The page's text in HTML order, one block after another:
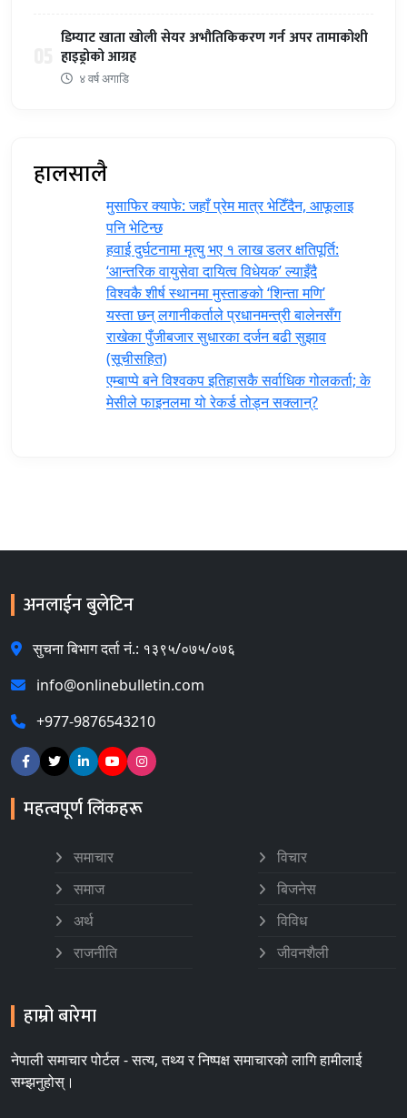
डिम्याट खाता खोली सेयर अभौतिकिकरण गर्न अपर तामाकोशी
हाइड्रोको आग्रह
४ वर्ष अगाडि
हालसालै
मुसाफिर क्याफे: जहाँ प्रेम मात्र भेटिँदैन, आफूलाइ
पनि भेटिन्छ
हवाई दुर्घटनामा मृत्यु भए १ लाख डलर क्षतिपूर्ति:
‘आन्तरिक वायुसेवा दायित्व विधेयक’ ल्याइँदै
विश्वकै शीर्ष स्थानमा मुस्ताङको ‘शिन्ता मणि’
यस्ता छन् लगानीकर्ताले प्रधानमन्त्री ‍बालेनसँग
राखेका पुँजीबजार सुधारका दर्जन बढी सुझाव
(सूचीसहित)
एम्बाप्पे बने विश्वकप इतिहासकै सर्वाधिक गोलकर्ता; के
मेसीले फाइनलमा यो रेकर्ड तोड्न सक्लान्?
अनलाईन बुलेटिन
सुचना बिभाग दर्ता नं.: १३९५/०७५/०७६
info@onlinebulletin.com
+977-9876543210
महत्वपूर्ण लिंकहरू
समाचार
समाज
अर्थ
राजनीति
विचार
बिजनेस
विविध
जीवनशैली
हाम्रो बारेमा
नेपाली समाचार पोर्टल - सत्य, तथ्य र निष्पक्ष समाचारको लागि हामीलाई
सम्झनुहोस्।